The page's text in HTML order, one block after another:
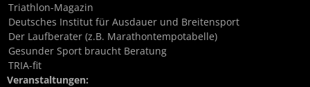
Triathlon-Magazin
Deutsches Institut für Ausdauer und Breitensport
Der Laufberater (z.B. Marathontempotabelle)
Gesunder Sport braucht Beratung
TRIA-fit
Veranstaltungen: